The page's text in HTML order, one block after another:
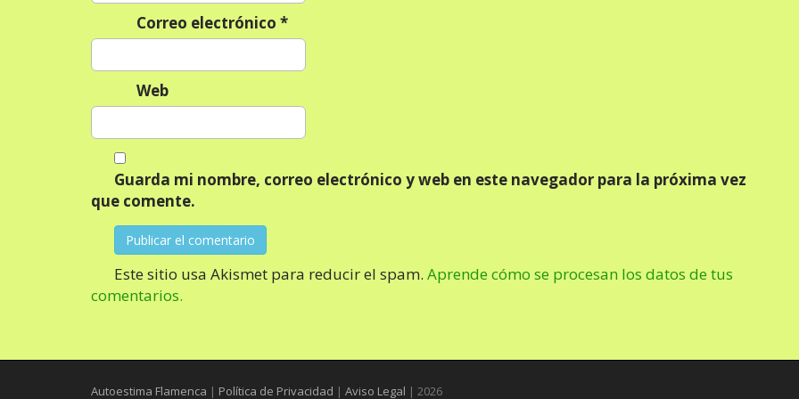
a
d
Correo electrónico *
Web
Guarda mi nombre, correo electrónico y web en este navegador para la próxima vez
que comente.
Este sitio usa Akismet para reducir el spam. Aprende cómo se procesan los datos de tus
comentarios.
Autoestima Flamenca | Política de Privacidad | Aviso Legal | 2026